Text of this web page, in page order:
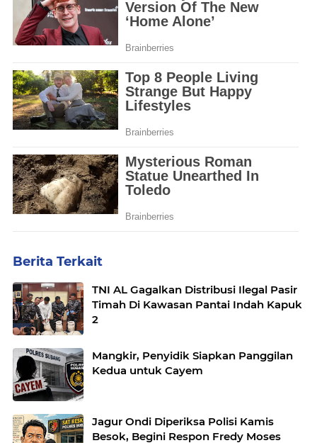
Berita Terkait
TNI AL Gagalkan Distribusi Ilegal Pasir
Timah Di Kawasan Pantai Indah Kapuk
2
Mangkir, Penyidik Siapkan Panggilan
Kedua untuk Cayem
Jagur Ondi Diperiksa Polisi Kamis
Besok, Begini Respon Fredy Moses